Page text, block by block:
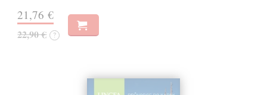
21,76 €
22,90 € ?